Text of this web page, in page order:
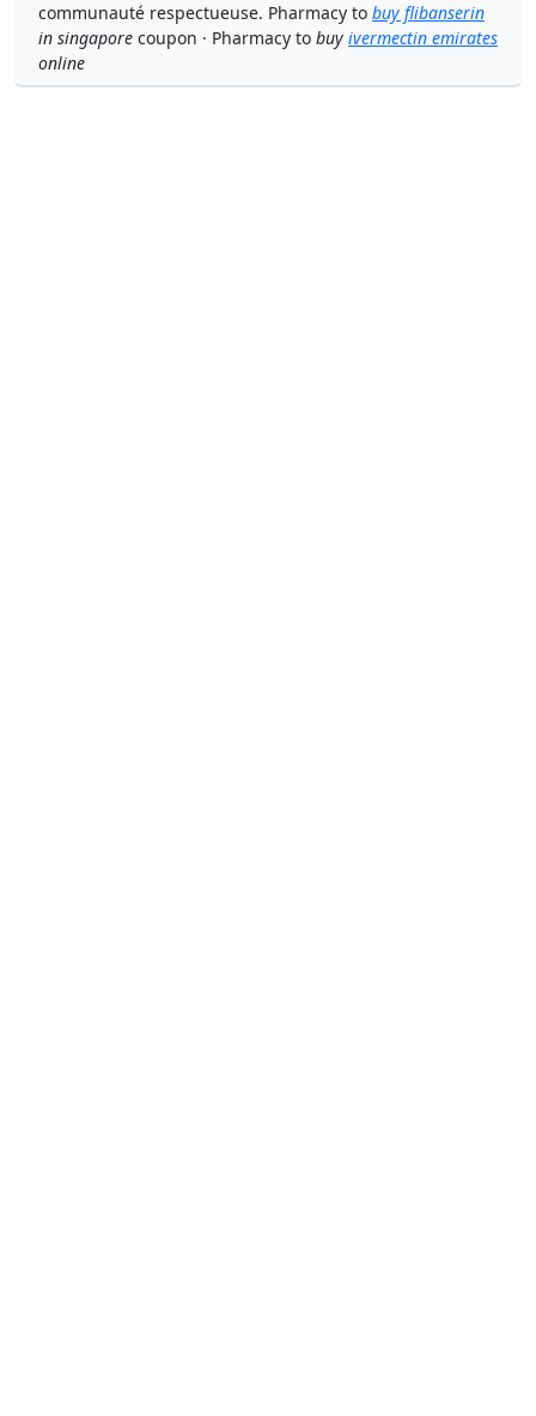
communauté respectueuse. Pharmacy to buy flibanserin
in singapore coupon · Pharmacy to buy ivermectin emirates
online